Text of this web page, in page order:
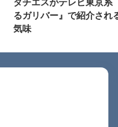
タチエスがテレビ東京系
るガリバー』で紹介され
気味